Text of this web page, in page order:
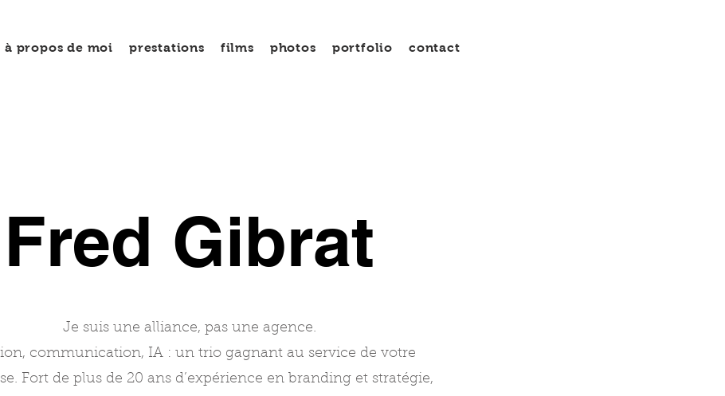
à propos de moi prestations films photos portfolio contact
Fred Gibrat
Je suis une alliance, pas une agence.
communication, IA : un trio gagnant au service de votre
Fort de plus de 20 ans d’expérience en branding et stratégie,